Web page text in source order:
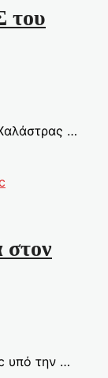
του
…
στον
υπό την …